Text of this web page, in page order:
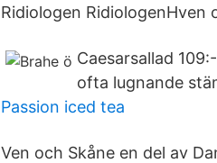
Ridiologen RidiologenHven
Caesarsallad
ofta lugnande
Passion iced tea
Ven och Skåne en del av